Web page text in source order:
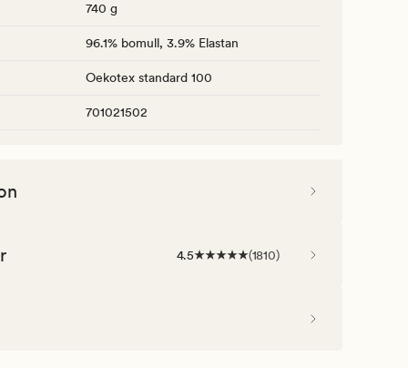
740 g
96.1% bomull, 3.9% Elastan
Oekotex standard 100
701021502
4.5 (1810)